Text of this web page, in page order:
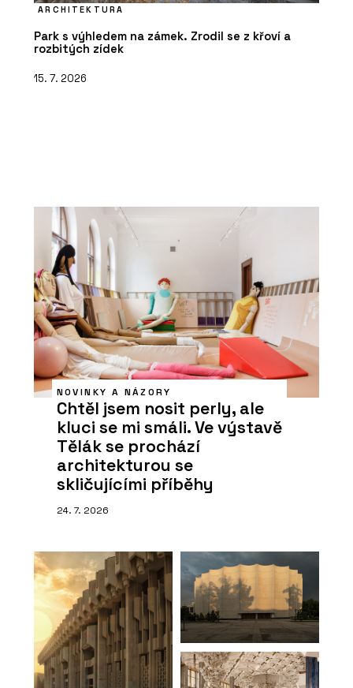
ARCHITEKTURA
Park s výhledem na zámek. Zrodil se z křoví a
rozbitých zídek
15. 7. 2026
NOVINKY A NÁZORY
Chtěl jsem nosit perly, ale
kluci se mi smáli. Ve výstavě
Tělák se prochází
architekturou se
skličujícími příběhy
24. 7. 2026